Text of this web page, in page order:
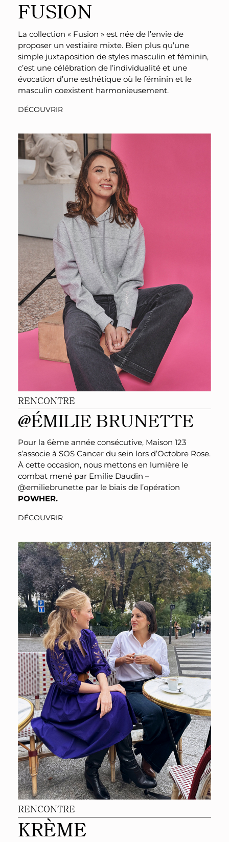
FUSION
La collection « Fusion » est née de l’envie de
proposer un vestiaire mixte. Bien plus qu’une
simple juxtaposition de styles masculin et féminin,
c’est une célébration de l’individualité et une
évocation d’une esthétique où le féminin et le
masculin coexistent harmonieusement.
DÉCOUVRIR
RENCONTRE
@ÉMILIE BRUNETTE
Pour la 6ème année consécutive, Maison 123
s’associe à SOS Cancer du sein lors d’Octobre Rose.
À cette occasion, nous mettons en lumière le
combat mené par Emilie Daudin –
@emiliebrunette par le biais de l’opération
POWHER.
DÉCOUVRIR
RENCONTRE
KRÈME